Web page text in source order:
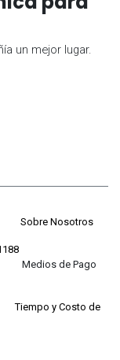
un mejor lugar.
68#92-22
Sobre Nosotros
Pago
a viernes
Tiempo y Costo de
Sabados